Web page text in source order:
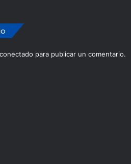
conectado para publicar un comentario.